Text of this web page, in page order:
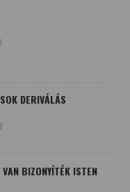
DERIVÁLÁS
BIZONYÍTÉK ISTEN